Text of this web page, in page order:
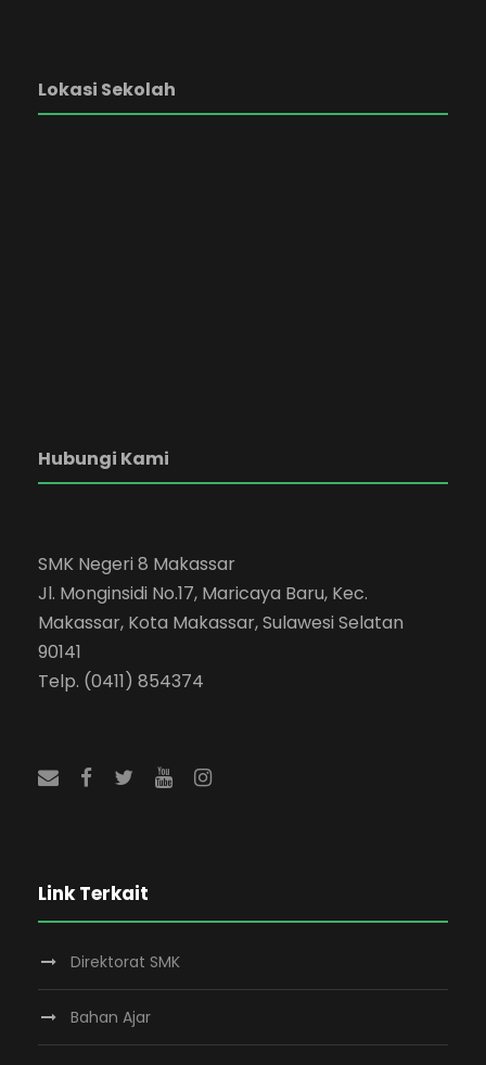
Lokasi Sekolah
Hubungi Kami
SMK Negeri 8 Makassar
Jl. Monginsidi No.17, Maricaya Baru, Kec.
Makassar, Kota Makassar, Sulawesi Selatan
90141
Telp. (0411) 854374
Link Terkait
Direktorat SMK
Bahan Ajar